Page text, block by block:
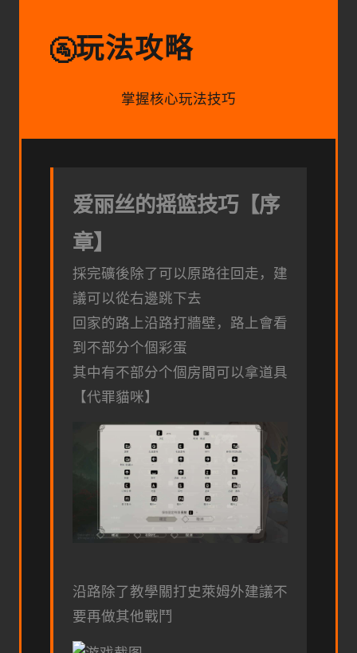
🚰玩法攻略
掌握核心玩法技巧
爱丽丝的摇篮技巧【序
章】
採完礦後除了可以原路往回走，建
議可以從右邊跳下去
回家的路上沿路打牆壁，路上會看
到不部分个個彩蛋
其中有不部分个個房間可以拿道具
【代罪貓咪】
沿路除了教學關打史萊姆外建議不
要再做其他戰鬥